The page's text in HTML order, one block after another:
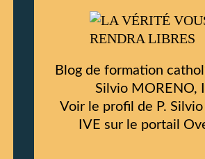
Blog de formation
Silvio MORENO,
Voir le profil de P.
IVE sur le portail